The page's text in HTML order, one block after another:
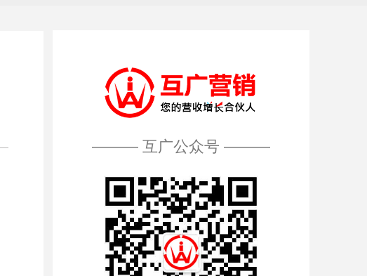
——— 互广公众号 ———